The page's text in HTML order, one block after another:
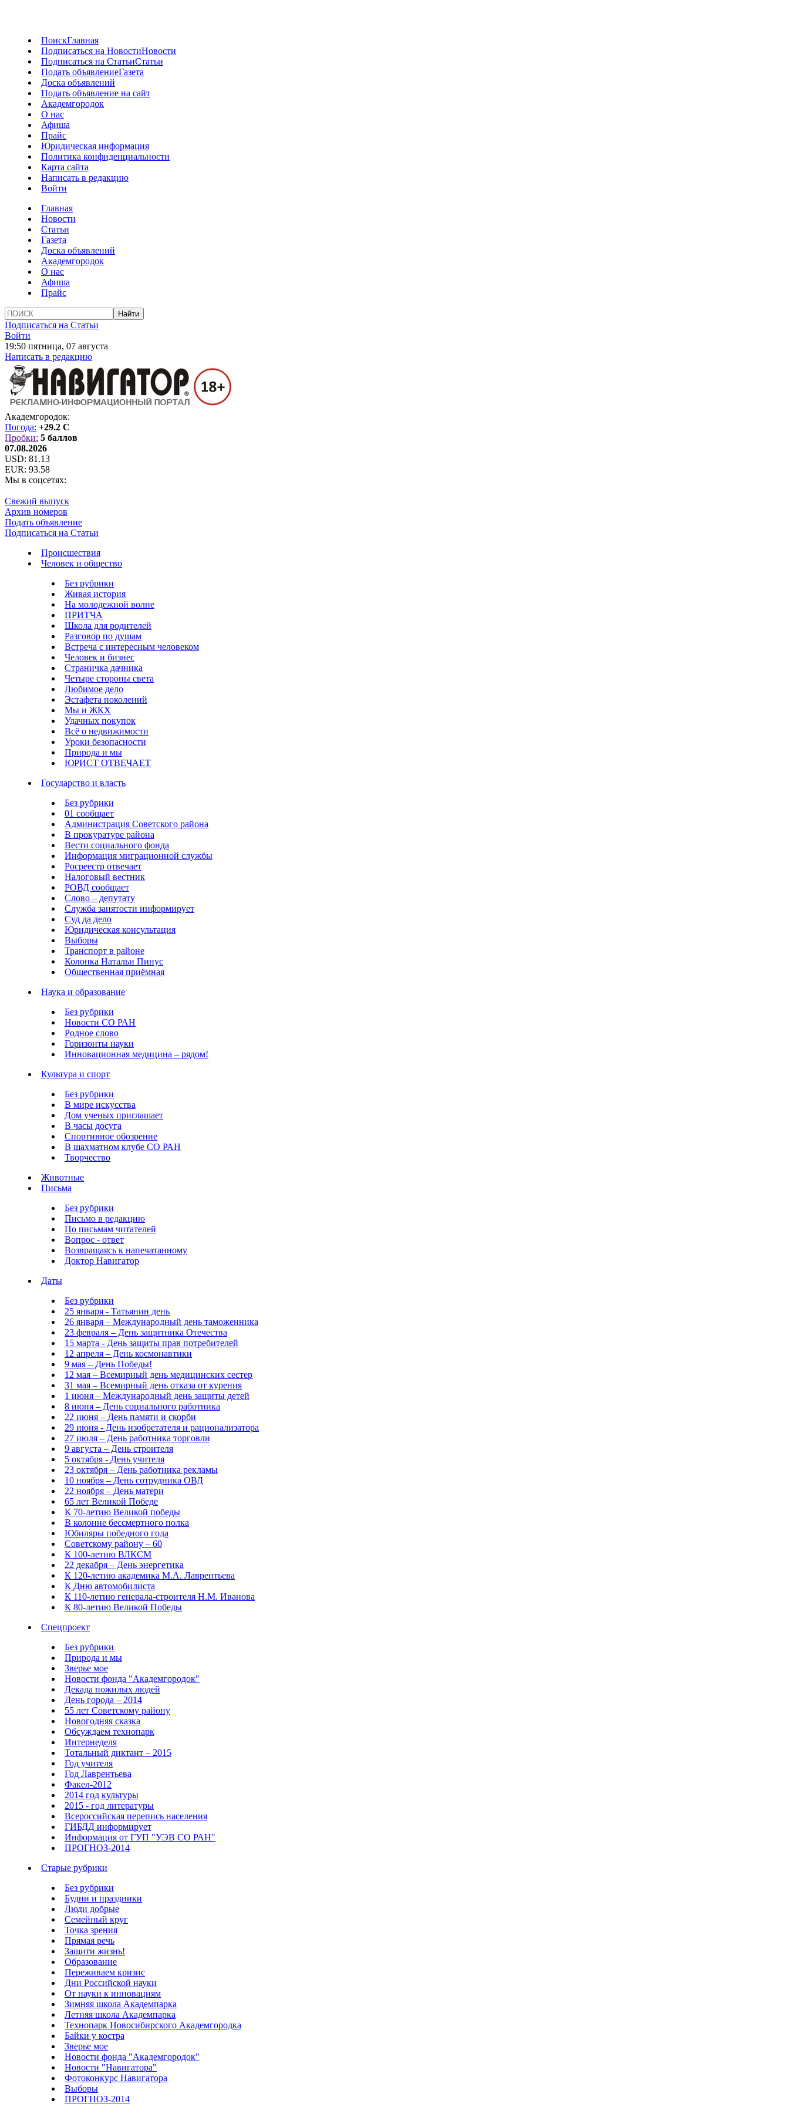
ПоискГлавная
Подписаться на НовостиНовости
Подписаться на СтатьиСтатьи
Подать объявлениеГазета
Доска объявлений
Подать объявление на сайт
Академгородок
О нас
Афиша
Прайс
Юридическая информация
Политика конфиденциальности
Карта сайта
Написать в редакцию
Войти
Главная
Новости
Статьи
Газета
Доска объявлений
Академгородок
О нас
Афиша
Прайс
Подписаться на Статьи
Войти
19:50 пятница, 07 августа
Написать в редакцию
Академгородок:
Погода: +29.2 C
Пробки: 5 баллов
07.08.2026
USD: 81.13
EUR: 93.58
Мы в соцсетях:
Свежий выпуск
Архив номеров
Подать объявление
Подписаться на Статьи
Происшествия
Человек и общество
Без рубрики
Живая история
На молодежной волне
ПРИТЧА
Школа для родителей
Разговор по душам
Встреча с интересным человеком
Человек и бизнес
Страничка дачника
Четыре стороны света
Любимое дело
Эстафета поколений
Мы и ЖКХ
Удачных покупок
Всё о недвижимости
Уроки безопасности
Природа и мы
ЮРИСТ ОТВЕЧАЕТ
Государство и власть
Без рубрики
01 сообщает
Администрация Советского района
В прокуратуре района
Вести социального фонда
Информация миграционной службы
Росреестр отвечает
Налоговый вестник
РОВД сообщает
Слово – депутату
Служба занятости информирует
Суд да дело
Юридическая консультация
Выборы
Транспорт в районе
Колонка Натальи Пинус
Общественная приёмная
Наука и образование
Без рубрики
Новости СО РАН
Родное слово
Горизонты науки
Инновационная медицина – рядом!
Культура и спорт
Без рубрики
В мире искусства
Дом ученых приглашает
В часы досуга
Спортивное обозрение
В шахматном клубе СО РАН
Творчество
Животные
Письма
Без рубрики
Письмо в редакцию
По письмам читателей
Вопрос - ответ
Возвращаясь к напечатанному
Доктор Навигатор
Даты
Без рубрики
25 января - Татьянин день
26 января – Международный день таможенника
23 февраля – День защитника Отечества
15 марта - День защиты прав потребителей
12 апреля – День космонавтики
9 мая – День Победы!
12 мая – Всемирный день медицинских сестер
31 мая – Всемирный день отказа от курения
1 июня – Международный день защиты детей
8 июня – День социального работника
22 июня – День памяти и скорби
29 июня - День изобретателя и рационализатора
27 июля – День работника торговли
9 августа – День строителя
5 октября - День учителя
23 октября – День работника рекламы
10 ноября – День сотрудника ОВД
22 ноября – День матери
65 лет Великой Победе
К 70-летию Великой победы
В колонне бессмертного полка
Юбиляры победного года
Советскому району – 60
К 100-летию ВЛКСМ
22 декабря – День энергетика
К 120-летию академика М.А. Лаврентьева
К Дню автомобилиста
К 110-летию генерала-строителя Н.М. Иванова
К 80-летию Великой Победы
Спецпроект
Без рубрики
Природа и мы
Зверье мое
Новости фонда "Академгородок"
Декада пожилых людей
День города – 2014
55 лет Советскому району
Новогодняя сказка
Обсуждаем технопарк
Интернеделя
Тотальный диктант – 2015
Год учителя
Год Лаврентьева
Факел-2012
2014 год культуры
2015 - год литературы
Всероссийская перепись населения
ГИБДД информирует
Информация от ГУП "УЭВ СО РАН"
ПРОГНОЗ-2014
Старые рубрики
Без рубрики
Будни и праздники
Люди добрые
Семейный круг
Точка зрения
Прямая речь
Защити жизнь!
Образование
Переживаем кризис
Дни Российской науки
От науки к инновациям
Зимняя школа Академпарка
Летняя школа Академпарка
Технопарк Новосибирского Академгородка
Байки у костра
Зверье мое
Новости фонда "Академгородок"
Новости "Навигатора"
Фотоконкурс Навигатора
Выборы
ПРОГНОЗ-2014